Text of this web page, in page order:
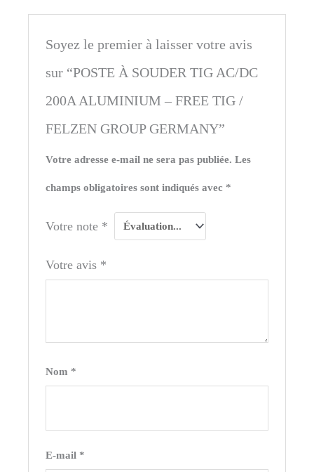
Soyez le premier à laisser votre avis
sur “POSTE À SOUDER TIG AC/DC
200A ALUMINIUM – FREE TIG /
FELZEN GROUP GERMANY”
Votre adresse e-mail ne sera pas publiée. Les
champs obligatoires sont indiqués avec *
Votre note *
Votre avis *
Nom *
E-mail *